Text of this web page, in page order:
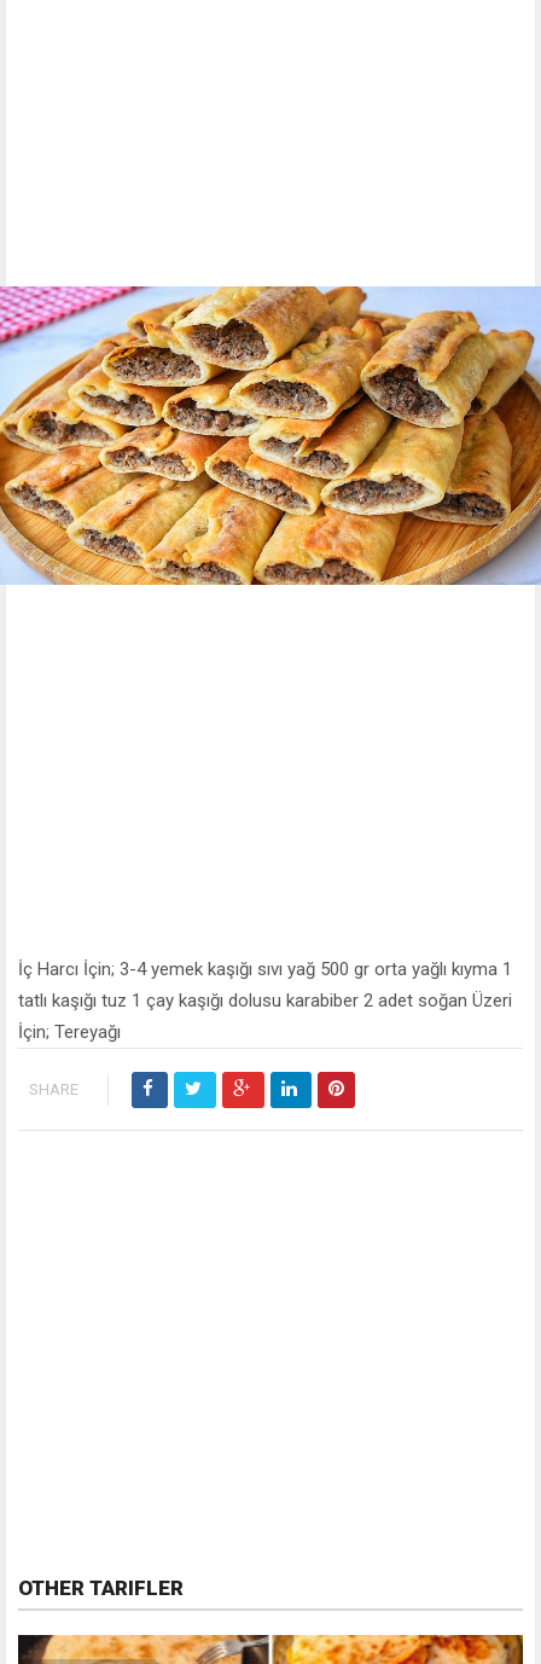
İç Harcı İçin; 3-4 yemek kaşığı sıvı yağ 500 gr orta yağlı kıyma 1
tatlı kaşığı tuz 1 çay kaşığı dolusu karabiber 2 adet soğan Üzeri
İçin; Tereyağı
SHARE
OTHER TARIFLER